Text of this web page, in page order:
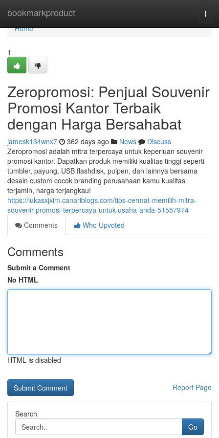
bookmarkproduct
Home
Home
1
Zeropromosi: Penjual Souvenir
Promosi Kantor Terbaik
dengan Harga Bersahabat
jamesk134wnx7 362 days ago News
Discuss
Zeropromosi adalah mitra terpercaya untuk keperluan souvenir
promosi kantor. Dapatkan produk memiliki kualitas tinggi seperti
tumbler, payung, USB flashdisk, pulpen, dan lainnya bersama
desain custom cocok branding perusahaan kamu kualitas
terjamin, harga terjangkau!
https://lukasxjxim.canariblogs.com/tips-cermat-memilih-mitra-
souvenir-promosi-terpercaya-untuk-usaha-anda-51557974
Comments
Who Upvoted
Comments
Submit a Comment
No HTML
HTML is disabled
Report Page
Search
Go